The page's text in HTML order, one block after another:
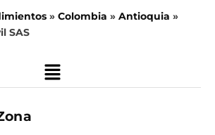
» Colombia » Antioquia »
SAS
Main